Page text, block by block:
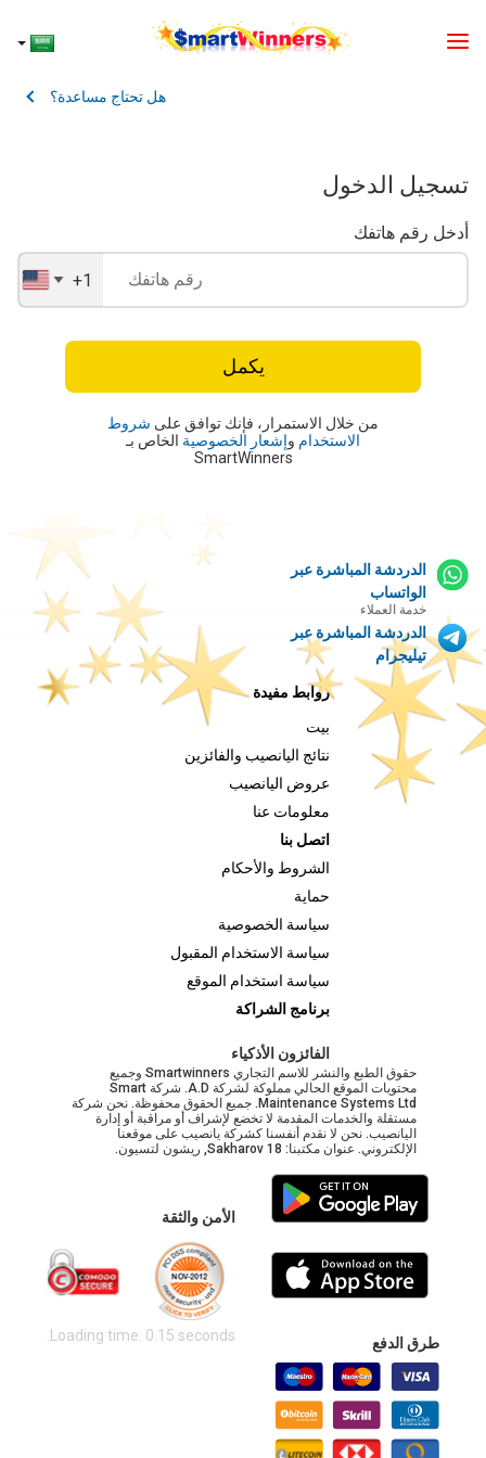
تسجيل الدخول
هل تحتاج مساعدة؟
أدخل رقم هاتفك
United
States
+1
يكمل
من خلال الاستمرار، فإنك توافق على شروط
الاستخدام وإشعار الخصوصية الخاص بـ
SmartWinners
الدردشة المباشرة عبر
الواتساب
خدمة العملاء
الدردشة المباشرة عبر
تيليجرام
روابط مفيدة
بيت
نتائج اليانصيب والفائزين
عروض اليانصيب
معلومات عنا
اتصل بنا
الشروط والأحكام
حماية
سياسة الخصوصية
سياسة الاستخدام المقبول
سياسة استخدام الموقع
برنامج الشراكة
الفائزون الأذكياء
حقوق الطبع والنشر للاسم التجاري Smartwinners وجميع
محتويات الموقع الحالي مملوكة لشركة A.D. شركة Smart
Maintenance Systems Ltd. جميع الحقوق محفوظة. نحن شركة
مستقلة والخدمات المقدمة لا تخضع لإشراف أو مراقبة أو إدارة
اليانصيب. نحن لا نقدم أنفسنا كشركة يانصيب على موقعنا
الإلكتروني. عنوان مكتبنا: Sakharov 18, ريشون لتسيون.
طرق الدفع
الأمن والثقة
Loading time: 0.15 seconds.